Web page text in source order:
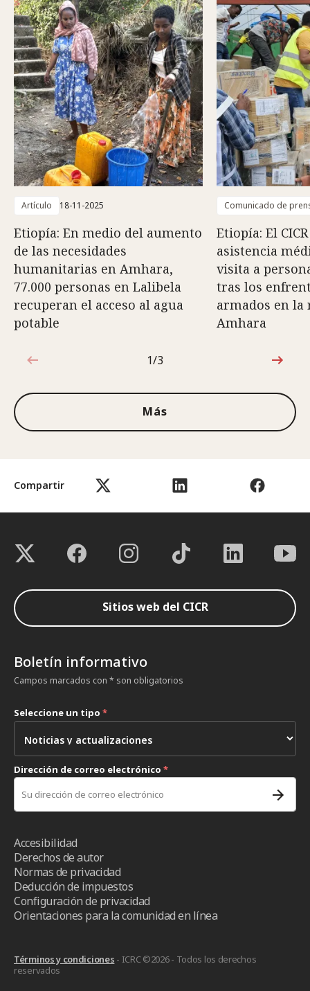
Compartir
Artículo 18-11-2025
Etiopía: En medio del aumento
de las necesidades
humanitarias en Amhara,
77.000 personas en Lalibela
recuperan el acceso al agua
potable
Comunicado de
Etiopía: El
asistencia
visita a
tras los
armados en la
Amhara
1de3
1/3
Más
Sitios web del CICR
Boletín informativo
Campos marcados con * son obligatorios
Seleccione un tipo *
Dirección de correo electrónico *
Accesibilidad
Derechos de autor
Normas de privacidad
Deducción de impuestos
Configuración de privacidad
Orientaciones para la comunidad en línea
Términos y condiciones - ICRC ©2026 - Todos los derechos
reservados